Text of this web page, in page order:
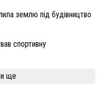
землю під будівництво
спортивну
ще